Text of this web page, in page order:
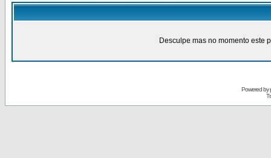
Desculpe mas no momento este
Powered by